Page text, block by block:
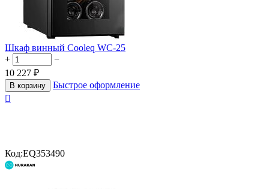
Шкаф винный Cooleq WC-25
+
−
10 227 ₽
В корзину
Быстрое оформление

Код:EQ353490